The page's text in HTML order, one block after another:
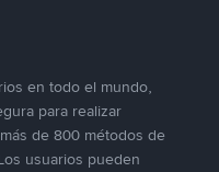
en todo el mundo,
para realizar
de 800 métodos de
usuarios pueden